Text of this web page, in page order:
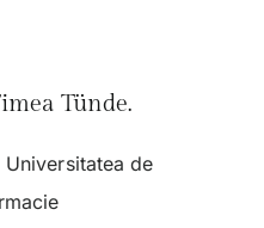
Tünde.
de